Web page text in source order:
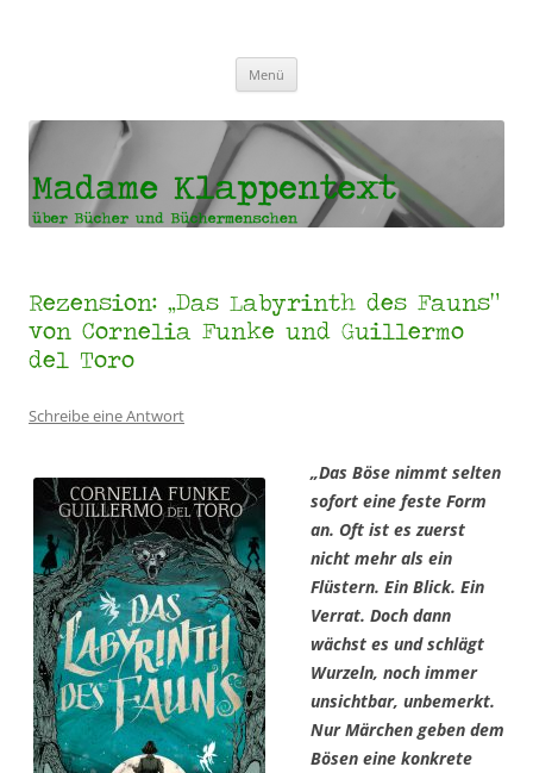
Menü
Rezension: „Das Labyrinth des Fauns“
von Cornelia Funke und Guillermo
del Toro
Schreibe eine Antwort
„Das Böse nimmt selten
sofort eine feste Form
an. Oft ist es zuerst
nicht mehr als ein
Flüstern. Ein Blick. Ein
Verrat. Doch dann
wächst es und schlägt
Wurzeln, noch immer
unsichtbar, unbemerkt.
Nur Märchen geben dem
Bösen eine konkrete